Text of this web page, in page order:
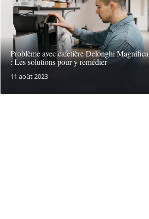
Problème avec cafetière Delonghi Magnifica
: Les solutions pour y remédier
11 août 2023